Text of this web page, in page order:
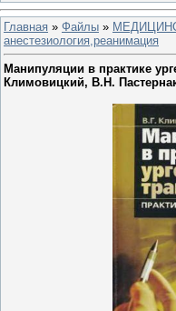
Главная » Файлы »
анестезиология,реанимация
Манипуляции в практике
Климовицкий, В.Н.